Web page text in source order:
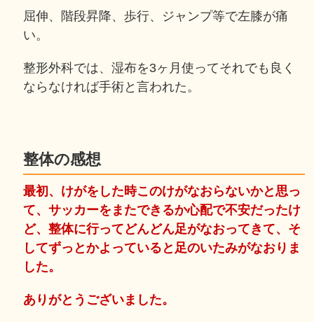
屈伸、階段昇降、歩行、ジャンプ等で左膝が痛
い。
整形外科では、湿布を3ヶ月使ってそれでも良く
ならなければ手術と言われた。
整体の感想
最初、けがをした時このけがなおらないかと思っ
て、サッカーをまたできるか心配で不安だったけ
ど、整体に行ってどんどん足がなおってきて、そ
してずっとかよっていると足のいたみがなおりま
した。
ありがとうございました。